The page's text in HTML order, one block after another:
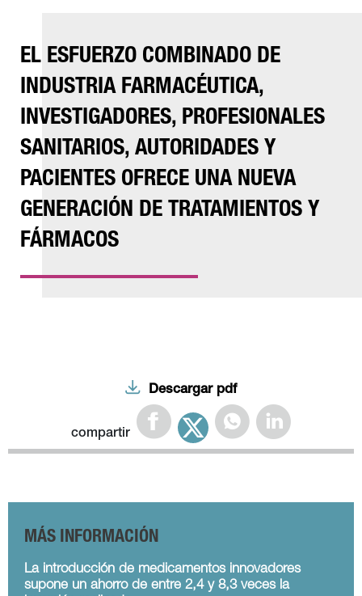
EL ESFUERZO COMBINADO DE
INDUSTRIA FARMACÉUTICA,
INVESTIGADORES, PROFESIONALES
SANITARIOS, AUTORIDADES Y
PACIENTES OFRECE UNA NUEVA
GENERACIÓN DE TRATAMIENTOS Y
FÁRMACOS
Descargar pdf
compartir
MÁS INFORMACIÓN
La introducción de medicamentos innovadores
supone un ahorro de entre 2,4 y 8,3 veces la